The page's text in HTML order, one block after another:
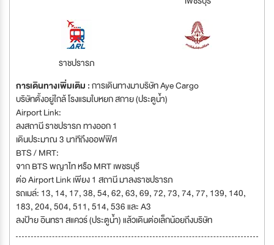
ราชปรารภ
การเดินทางเพิ่มเติม :การเดินทางมาบริษัท Aye Cargo
บริษัทตั้งอยู่ใกล้ โรงแรมใบหยก สกาย (ประตูน้ำ)
Airport Link:
ลงสถานี ราชปรารภ ทางออก 1
เดินประมาณ 3 นาทีถึงออฟฟิศ
BTS / MRT:
จาก BTS พญาไท หรือ MRT เพชรบุรี
ต่อ Airport Link เพียง 1 สถานี มาลงราชปรารภ
รถเมล์: 13, 14, 17, 38, 54, 62, 63, 69, 72, 73, 74, 77, 139, 140,
183, 204, 504, 511, 514, 536 และ A3
ลงป้าย อินทรา สแควร์ (ประตูน้ำ) แล้วเดินต่อเล็กน้อยถึงบริษัท